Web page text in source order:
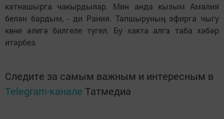
катнашырга чакырдылар. Мин анда кызым Амалия
белән бардым, - ди Рания. Тапшыруның эфирга чыгу
көне әлегә билгеле түгел. Бу хакта алга таба хәбәр
итәрбез.
Следите за самым важным и интересным в
Telegram-канале Татмедиа